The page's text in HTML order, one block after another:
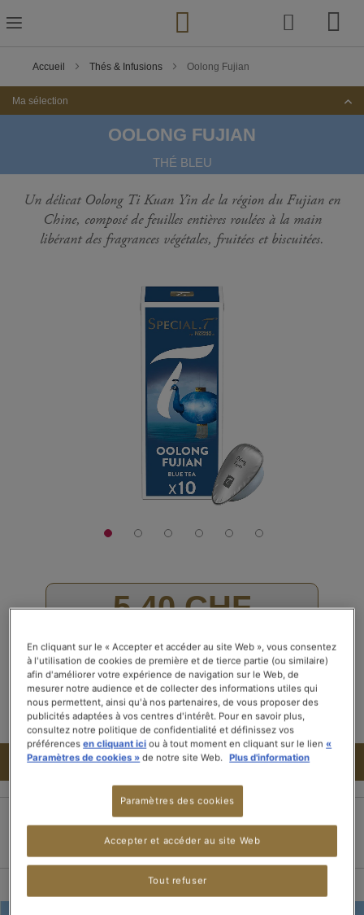
to
Content
Accueil Thés & Infusions Oolong Fujian
Ma sélection
OOLONG FUJIAN
THÉ BLEU
Un délicat Oolong Ti Kuan Yin de la région du Fujian en
Chine, composé de feuilles entières roulées à la main
libérant des fragrances végétales, fruitées et biscuitées.
5,40 CHF
Rating:
70% of100
Voir les avis (38)
En stock
AJOUTER AU PANIER
Livraison dans les 3
Livraison offerte dès
En cliquant sur le « Accepter et accéder au site Web », vous consentez
à l'utilisation de cookies de première et de tierce partie (ou similaire)
afin d'améliorer votre expérience de navigation sur le Web, de
mesurer notre audience et de collecter des informations utiles qui
nous permettent, ainsi qu'à nos partenaires, de vous proposer des
publicités adaptées à vos centres d'intérêt. Pour en savoir plus,
consultez notre politique de confidentialité et définissez vos
préférencesen cliquant ici ou à tout moment en cliquant sur le lien«
Paramètres de cookies » de notre site Web. Plus d'information
Paramètres des cookies
Tout refuser
Accepter et accéder au site Web